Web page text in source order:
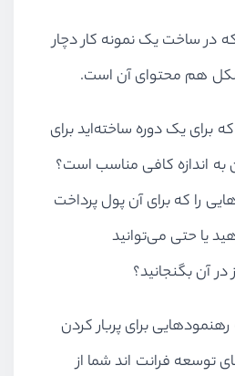
در ساخت یک نمونه کار دچار
هم محتوای آن است.
برای یک دوره ساخته‌اید برای
به اندازه کافی مناسب است؟
را که برای آن پول پرداخت
یا حتی می‌توانید
آن بگنجانید؟
رهنمودهایی برای پربار کردن
توسعه فرانت اند شما از